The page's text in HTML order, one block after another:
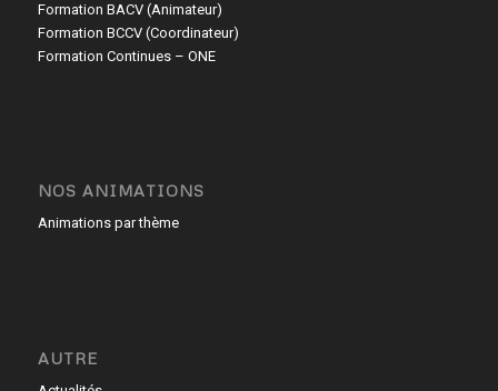
Formation BACV (Animateur)
Formation BCCV (Coordinateur)
Formation Continues – ONE
NOS ANIMATIONS
Animations par thème
AUTRE